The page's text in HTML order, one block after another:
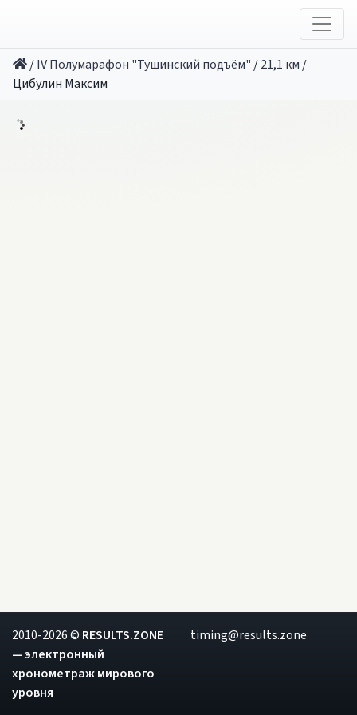
/IV Полумарафон "Тушинский подъём" /21,1 км /
Цибулин Максим
2010-2026 © RESULTS.ZONE
— электронный
хронометраж мирового
уровня
timing@results.zone